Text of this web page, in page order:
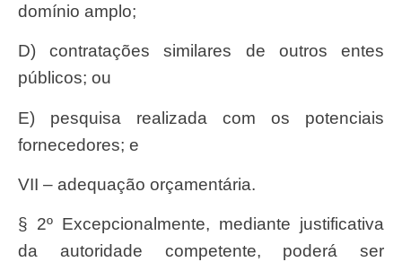
domínio amplo;
d) contratações similares de outros entes
públicos; ou
e) pesquisa realizada com os potenciais
fornecedores; e
VII – adequação orçamentária.
§ 2º Excepcionalmente, mediante justificativa
da autoridade competente, poderá ser